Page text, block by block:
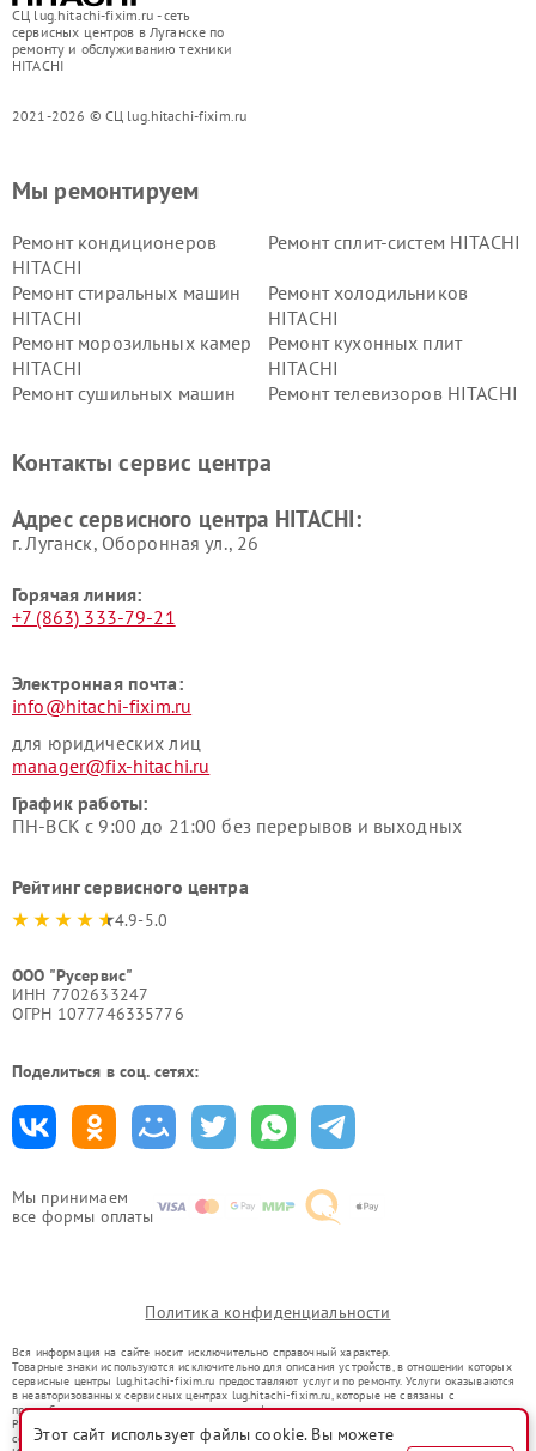
СЦ lug.hitachi-fixim.ru - сеть
сервисных центров в Луганске по
ремонту и обслуживанию техники
HITACHI
2021-2026 © СЦ lug.hitachi-fixim.ru
Мы принимаем
все формы оплаты
Мы ремонтируем
Ремонт кондиционеров
HITACHI
Ремонт сплит-систем HITACHI
Ремонт стиральных машин
HITACHI
Ремонт холодильников
HITACHI
Ремонт морозильных камер
HITACHI
Ремонт кухонных плит
HITACHI
Ремонт сушильных машин
Ремонт телевизоров HITACHI
данных HITACHI
HITACHI
HITACHI
HITACHI
Контакты сервис центра
Адрес сервисного центра HITACHI:
г. Луганск, Оборонная ул., 26
Горячая линия:
+7 (863) 333-79-21
Электронная почта:
info@hitachi-fixim.ru
для юридических лиц
manager@fix-hitachi.ru
График работы:
ПН-ВСК с 9:00 до 21:00 без перерывов и выходных
Рейтинг сервисного центра
4.9-5.0
ООО "Русервис"
ИНН 7702633247
ОГРН 1077746335776
Поделиться в соц. сетях:
Политика конфиденциальности
Вся информация на сайте носит исключительно справочный характер.
Товарные знаки используются исключительно для описания устройств, в отношении которых
сервисные центры lug.hitachi-fixim.ru предоставляют услуги по ремонту. Услуги оказываются
в неавторизованных сервисных центрах lug.hitachi-fixim.ru, которые не связаны с
правообладателями товарных знаков или их официальными представителями.
Ремонт осуществляется для устройств, уже введенных в гражданский оборот в соответствии
со статьей 1487 ГК РФ.
Этот сайт использует файлы cookie. Вы можете